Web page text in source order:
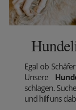
Egal ob
Unsere
schlagen.
und hilf uns